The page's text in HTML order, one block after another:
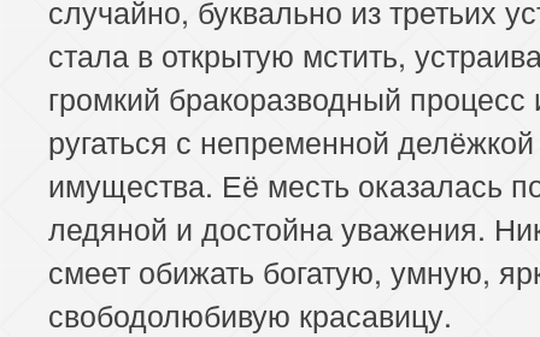
случайно, буквально из третьих
стала в открытую мстить,
громкий бракоразводный процесс
ругаться с непременной делёжкой
имущества. Её месть оказалась
ледяной и достойна уважения.
смеет обижать богатую, умную,
свободолюбивую красавицу.